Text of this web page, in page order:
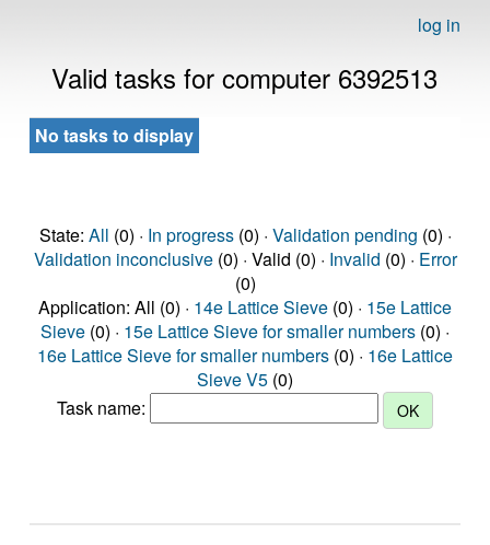
log in
Valid tasks for computer 6392513
No tasks to display
State: All (0) · In progress(0) · Validation pending (0) ·
Validation inconclusive(0) · Valid (0) · Invalid (0) · Error
(0)
Application: All (0) · 14e Lattice Sieve (0) · 15e Lattice
Sieve (0) · 15e Lattice Sieve for smaller numbers (0) ·
16e Lattice Sieve for smaller numbers (0) · 16e Lattice
Sieve V5 (0)
Task name: